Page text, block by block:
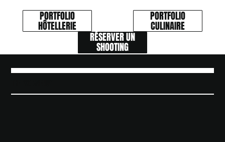
PORTFOLIO
HÔTELLERIE
PORTFOLIO
CULINAIRE
RÉSERVER UN
SHOOTING